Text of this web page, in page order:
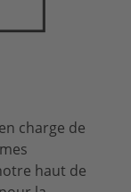
charge de
haut de